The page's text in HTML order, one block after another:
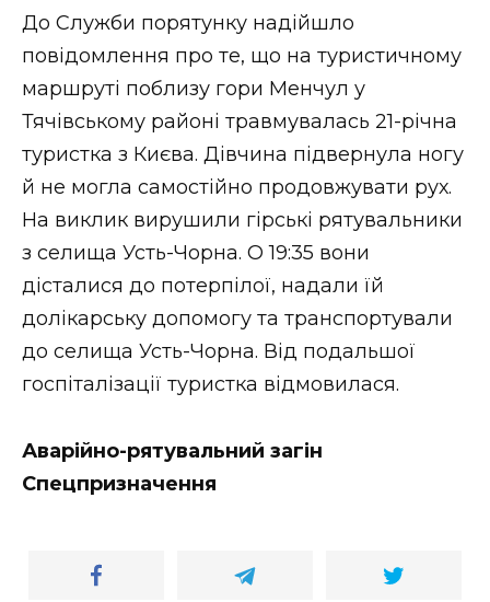
Втрачений Ужгород
Втрачений Ужгород (відеоверсія)
ЗАКАРПАТСЬКІ НОВИНИ
НОВИНИ ЗАХІДНОЇ УКРАЇНИ
ФОТО
ВІДЕО
До Служби порятунку надійшло
повідомлення про те, що на туристичному
маршруті поблизу гори Менчул у
Тячівському районі травмувалась 21-річна
туристка з Києва. Дівчина підвернула ногу
й не могла самостійно продовжувати рух.
На виклик вирушили гірські рятувальники
з селища Усть-Чорна. О 19:35 вони
дісталися до потерпілої, надали їй
долікарську допомогу та транспортували
до селища Усть-Чорна. Від подальшої
госпіталізації туристка відмовилася.
Аварійно-рятувальний загін
Спецпризначення